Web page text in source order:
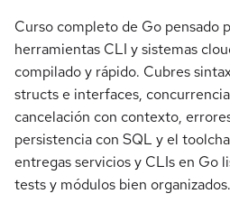
Curso completo de Go pensado
herramientas CLI y sistemas
compilado y rápido. Cubres
structs e interfaces,
cancelación con contexto,
persistencia con SQL y el
entregas servicios y CLIs en Go
tests y módulos bien organizados.